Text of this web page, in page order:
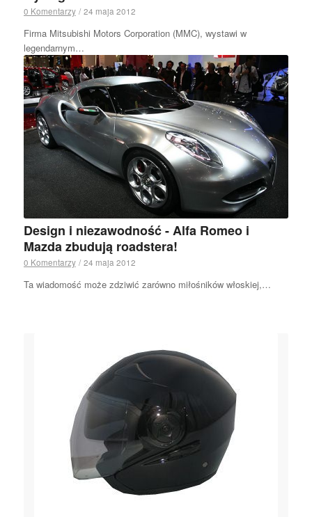
0 Komentarzy / 24 maja 2012
Firma Mitsubishi Motors Corporation (MMC), wystawi w
legendarnym…
Design i niezawodność - Alfa Romeo i
Mazda zbudują roadstera!
0 Komentarzy / 24 maja 2012
Ta wiadomość może zdziwić zarówno miłośników włoskiej,…